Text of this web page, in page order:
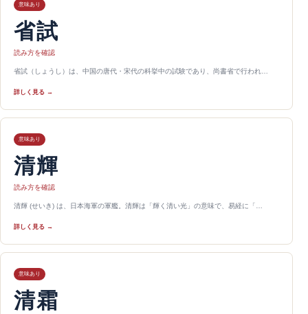
意味あり
省試
読み方を確認
省試（しょうし）は、中国の唐代・宋代の科挙中の試験であり、尚書省で行われ…
詳しく見る →
意味あり
清輝
読み方を確認
清輝 (せいき) は、日本海軍の軍艦。清輝は「輝く清い光」の意味で、易経に「…
詳しく見る →
意味あり
清霜